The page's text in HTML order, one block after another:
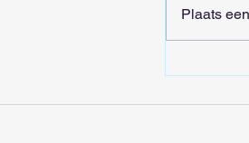
De
een
meer
Plaats